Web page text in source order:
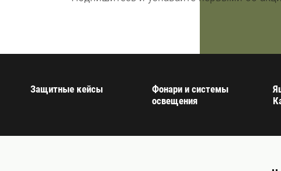
Защитные кейсы
Фонари и системы
освещения